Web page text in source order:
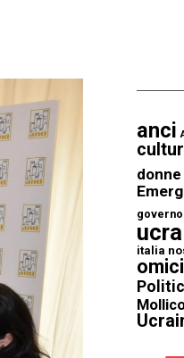
anci
donne
governo
italia